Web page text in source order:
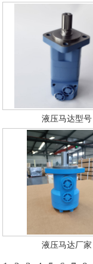
液压马达型号
液压马达厂家